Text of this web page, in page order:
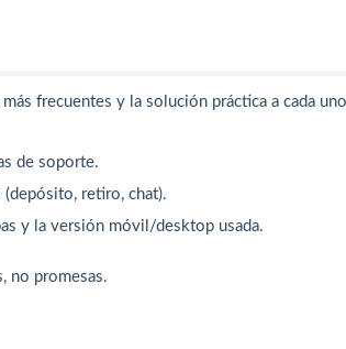
frecuentes y la solución práctica a cada
de soporte.
retiro, chat).
y la versión móvil/desktop usada.
no promesas.